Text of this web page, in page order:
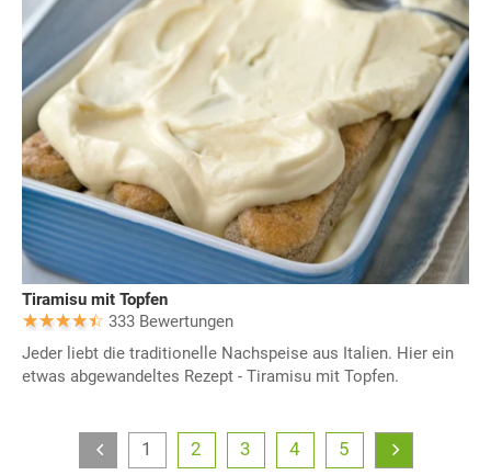
Tiramisu mit Topfen
333 Bewertungen
Jeder liebt die traditionelle Nachspeise aus Italien. Hier ein
etwas abgewandeltes Rezept - Tiramisu mit Topfen.
1 2 3 4 5